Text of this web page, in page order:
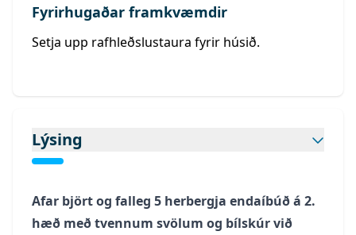
Fyrirhugaðar framkvæmdir
Setja upp rafhleðslustaura fyrir húsið.
Lýsing
Afar björt og falleg 5 herbergja endaíbúð á 2.
hæð með tvennum svölum og bílskúr við